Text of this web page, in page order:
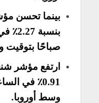
بينما تحسن
صباحًا بتوقيت
ارتفع مؤشر
وسط أوروبا.